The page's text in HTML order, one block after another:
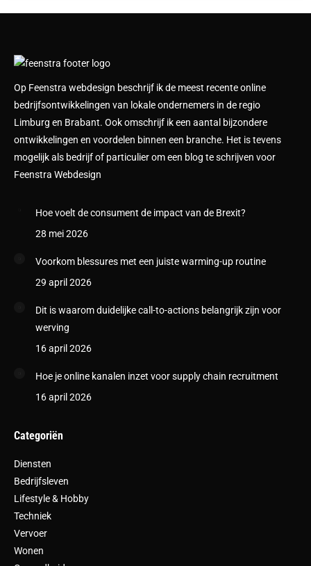
Op Feenstra webdesign beschrijf ik de meest recente online
bedrijfsontwikkelingen van lokale ondernemers in de regio
Limburg en Brabant. Ook omschrijf ik een aantal bijzondere
ontwikkelingen en voordelen binnen een branche. Het is tevens
mogelijk als bedrijf of particulier om een blog te schrijven voor
Feenstra Webdesign
Hoe voelt de consument de impact van de Brexit?
28 mei 2026
Voorkom blessures met een juiste warming-up routine
29 april 2026
Dit is waarom duidelijke call-to-actions belangrijk zijn voor
werving
16 april 2026
Hoe je online kanalen inzet voor supply chain recruitment
16 april 2026
Categoriën
Diensten
Bedrijfsleven
Lifestyle & Hobby
Techniek
Vervoer
Wonen